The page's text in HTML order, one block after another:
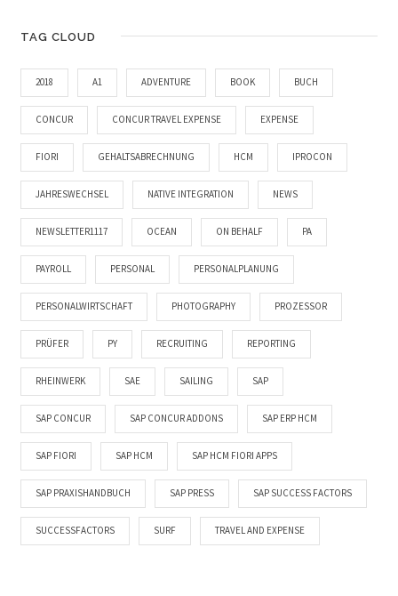
TAG CLOUD
2018 A1 ADVENTURE BOOK BUCH
CONCUR CONCUR TRAVEL EXPENSE EXPENSE
FIORI GEHALTSABRECHNUNG HCM IPROCON
JAHRESWECHSEL NATIVE INTEGRATION NEWS
NEWSLETTER1117 OCEAN ON BEHALF PA
PAYROLL PERSONAL PERSONALPLANUNG
PERSONALWIRTSCHAFT PHOTOGRAPHY PROZESSOR
PRÜFER PY RECRUITING REPORTING
RHEINWERK SAE SAILING SAP
SAP CONCUR SAP CONCUR ADDONS SAP ERP HCM
SAP FIORI SAP HCM SAP HCM FIORI APPS
SAP PRAXISHANDBUCH SAP PRESS SAP SUCCESS FACTORS
SUCCESSFACTORS SURF TRAVEL AND EXPENSE